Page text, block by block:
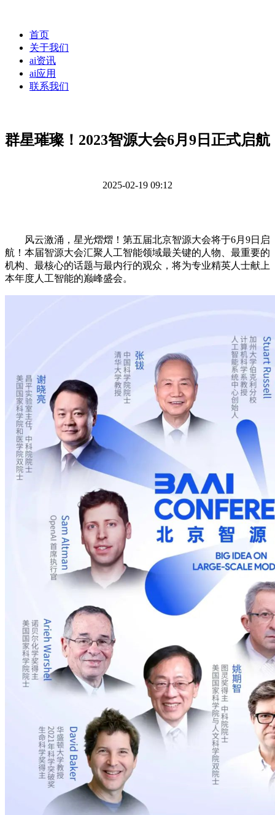
首页
关于我们
ai资讯
ai应用
联系我们
群星璀璨！2023智源大会6月9日正式启航
2025-02-19 09:12
风云激涌，星光熠熠！第五届北京智源大会将于6月9日启
航！本届智源大会汇聚人工智能领域最关键的人物、最重要的
机构、最核心的话题与最内行的观众，将为专业精英人士献上
本年度人工智能的巅峰盛会。